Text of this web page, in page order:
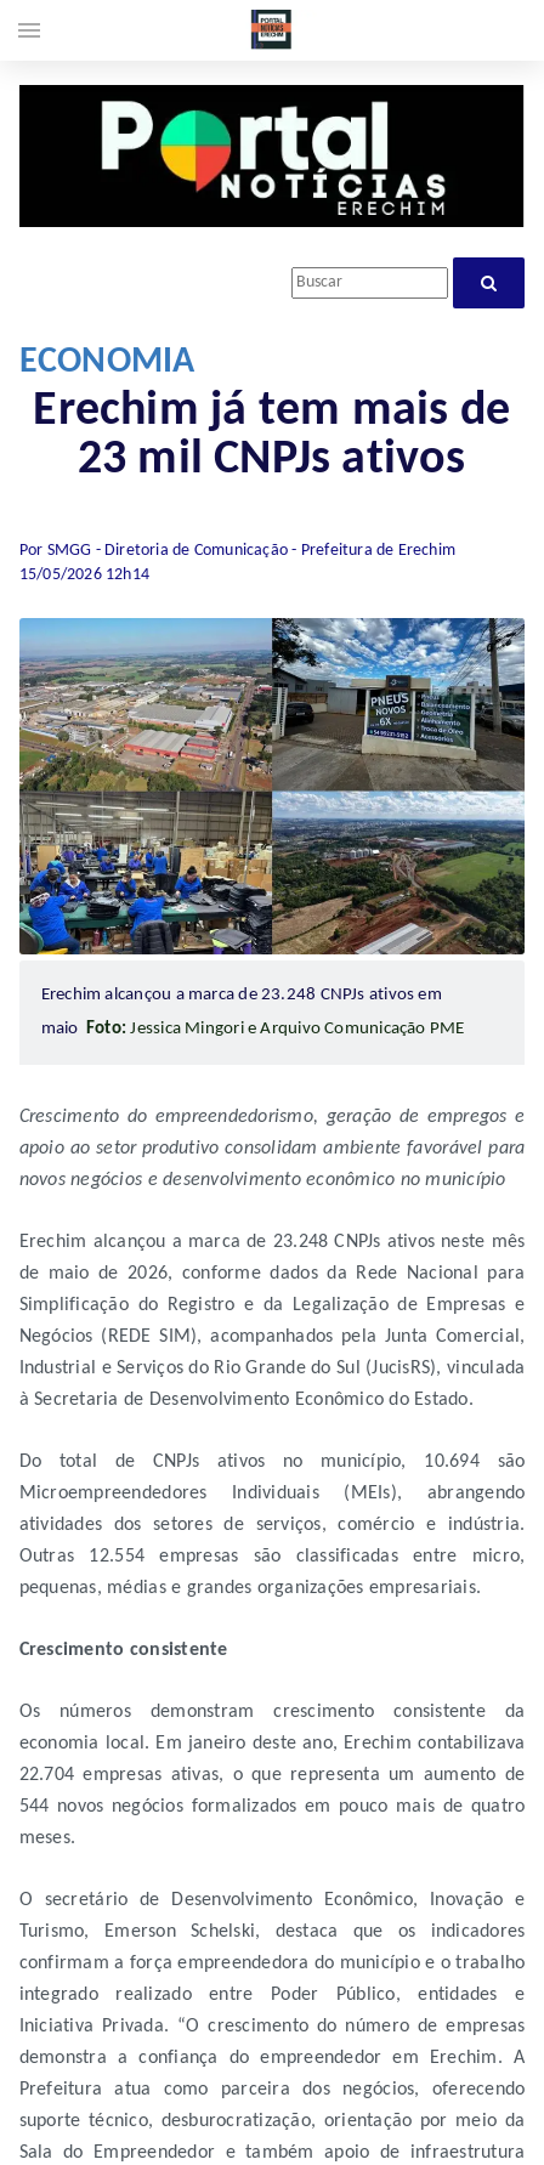
ECONOMIA
Erechim já tem mais de
23 mil CNPJs ativos
Por SMGG - Diretoria de Comunicação - Prefeitura de Erechim
15/05/2026 12h14
Erechim alcançou a marca de 23.248 CNPJs ativos em
maio Foto: Jessica Mingori e Arquivo Comunicação PME
Crescimento do empreendedorismo, geração de empregos e
apoio ao setor produtivo consolidam ambiente favorável para
novos negócios e desenvolvimento econômico no município
Erechim alcançou a marca de 23.248 CNPJs ativos neste mês
de maio de 2026, conforme dados da Rede Nacional para
Simplificação do Registro e da Legalização de Empresas e
Negócios (REDE SIM), acompanhados pela Junta Comercial,
Industrial e Serviços do Rio Grande do Sul (JucisRS), vinculada
à Secretaria de Desenvolvimento Econômico do Estado.
Do total de CNPJs ativos no município, 10.694 são
Microempreendedores Individuais (MEIs), abrangendo
atividades dos setores de serviços, comércio e indústria.
Outras 12.554 empresas são classificadas entre micro,
pequenas, médias e grandes organizações empresariais.
Crescimento consistente
Os números demonstram crescimento consistente da
economia local. Em janeiro deste ano, Erechim contabilizava
22.704 empresas ativas, o que representa um aumento de
544 novos negócios formalizados em pouco mais de quatro
meses.
O secretário de Desenvolvimento Econômico, Inovação e
Turismo, Emerson Schelski, destaca que os indicadores
confirmam a força empreendedora do município e o trabalho
integrado realizado entre Poder Público, entidades e
Iniciativa Privada. “O crescimento do número de empresas
demonstra a confiança do empreendedor em Erechim. A
Prefeitura atua como parceira dos negócios, oferecendo
suporte técnico, desburocratização, orientação por meio da
Sala do Empreendedor e também apoio de infraestrutura
menu